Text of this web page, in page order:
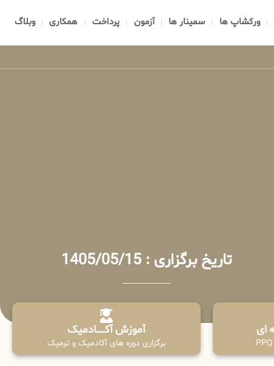
ورکشاپ ها سمینار ها آزمون پرداخت همکاری وبلاگ
تاریخ برگزاری : 1405/05/15
آموزش آکـــــــادمیک
برگزاری دوره های آکادمیک و ترمیک